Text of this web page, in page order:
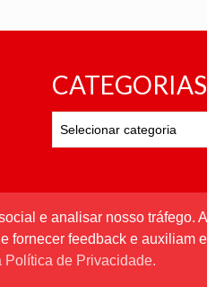
CATEGORIAS
e analisar nosso tráfego.
feedback e auxiliam
Política de Privacidade.